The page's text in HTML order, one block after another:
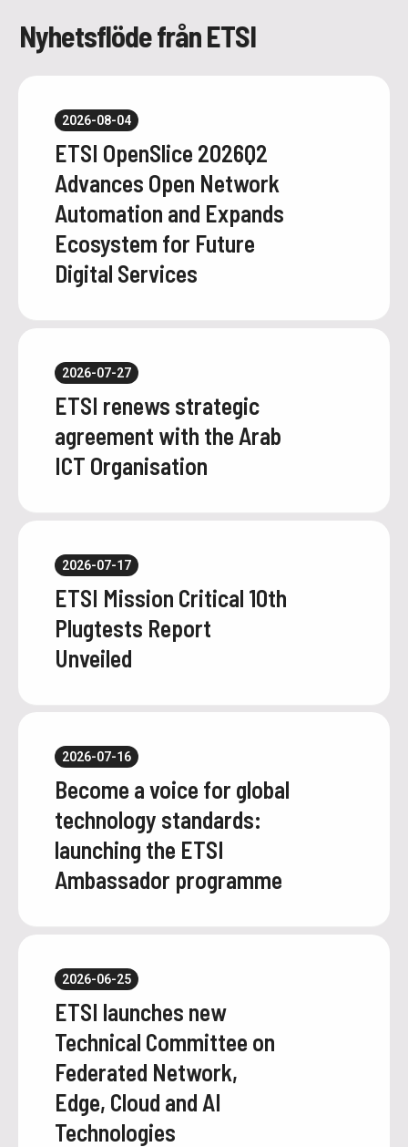
Nyhetsflöde från ETSI
ETSI OpenSlice 2026Q2
Advances Open Network
Automation and Expands
Ecosystem for Future
Digital Services
2026-08-04
ETSI renews strategic
agreement with the Arab
ICT Organisation
2026-07-27
ETSI Mission Critical 10th
Plugtests Report
Unveiled
2026-07-17
Become a voice for global
technology standards:
launching the ETSI
Ambassador programme
2026-07-16
ETSI launches new
Technical Committee on
Federated Network,
Edge, Cloud and AI
Technologies
2026-06-25